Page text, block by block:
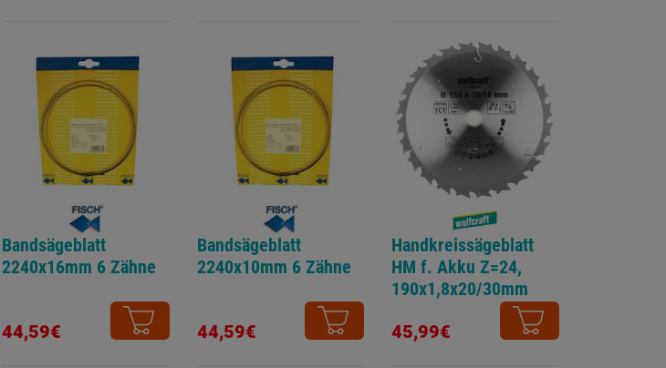
Bandsägeblatt
2240x16mm 6 Zähne
44,59€
Bandsägeblatt
2240x10mm 6 Zähne
44,59€
Handkreissägeblatt
HM f. Akku Z=24,
190x1,8x20/30mm
45,99€